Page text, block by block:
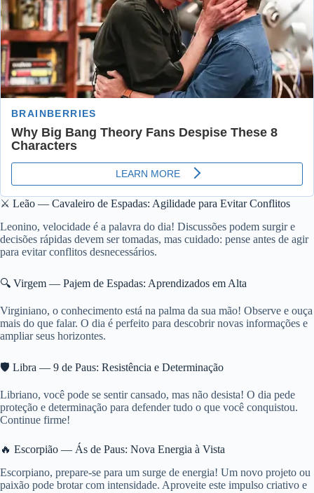
⚔️ Leão — Cavaleiro de Espadas: Agilidade para Evitar Conflitos
Leonino, velocidade é a palavra do dia! Discussões podem surgir e
decisões rápidas devem ser tomadas, mas cuidado: pense antes de agir
para evitar conflitos desnecessários.
🔍 Virgem — Pajem de Espadas: Aprendizados em Alta
Virginiano, o conhecimento está na palma da sua mão! Observe e ouça
mais do que falar. O dia é perfeito para descobrir novas informações e
ampliar seus horizontes.
🛡️ Libra — 9 de Paus: Resistência e Determinação
Libriano, você pode se sentir cansado, mas não desista! O dia pede
proteção e determinação para defender tudo o que você conquistou.
Continue firme!
🔥 Escorpião — Ás de Paus: Nova Energia à Vista
Escorpiano, prepare-se para um surge de energia! Um novo projeto ou
paixão pode brotar com intensidade. Aproveite este impulso criativo e